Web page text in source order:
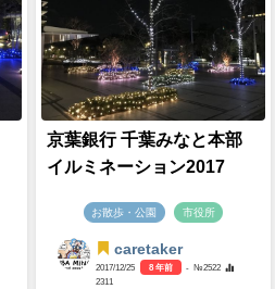
京葉銀行 千葉みなと本部
イルミネーション2017
お散歩・公園 市役所
caretaker
2017/12/25 8 年前
- №2522
2311